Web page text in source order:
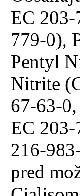
EC
779-0),
Pentyl
Nitrite
67-63-
EC
216-
pred